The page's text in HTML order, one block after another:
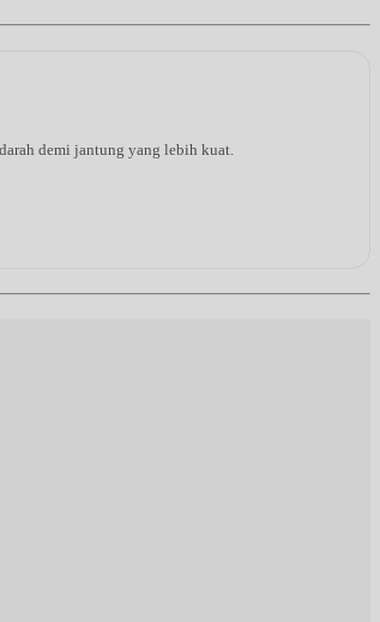
demi jantung yang lebih kuat.